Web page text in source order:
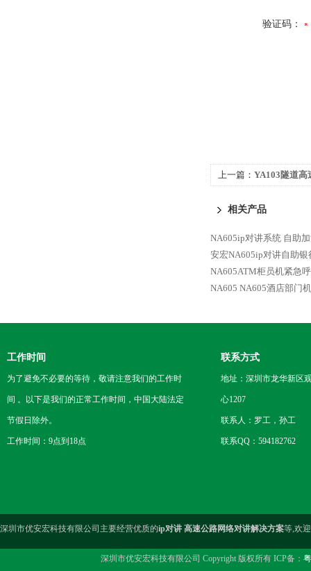
验证码：
上一篇： YA103隧道高
相关产品
NA605ip对讲系统 自助
安宏NA605ip对讲自助
NA605ATM柜员机紧急
NA605 NA605酒店部门
工作时间
为了避免不必要的等待，敬请注意我们的工作时
间 。以下是我们的正常工作时间，中国大陆法定
节假日除外。
工作时间：9点到18点
联系方式
地址：深圳市龙华新区
心1207
联系人：罗工，孙工
联系QQ：594182762
深圳市优安宏科技有限公司主要经营优质的ip对讲 高速公路网络对讲解决方案等,欢
深圳市优安宏科技有限公司 Copyright 版权所有 ICP备：